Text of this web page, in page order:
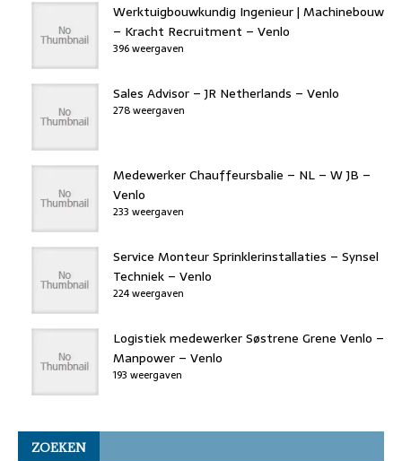
Werktuigbouwkundig Ingenieur | Machinebouw
– Kracht Recruitment – Venlo
396 weergaven
Sales Advisor – JR Netherlands – Venlo
278 weergaven
Medewerker Chauffeursbalie – NL – W JB –
Venlo
233 weergaven
Service Monteur Sprinklerinstallaties – Synsel
Techniek – Venlo
224 weergaven
Logistiek medewerker Søstrene Grene Venlo –
Manpower – Venlo
193 weergaven
ZOEKEN